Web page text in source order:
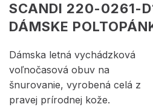
SCANDI 220-0261-
DÁMSKE
Dámska letná vychádzková
voľnočasová obuv na
šnurovanie, vyrobená celá z
pravej prírodnej kože.